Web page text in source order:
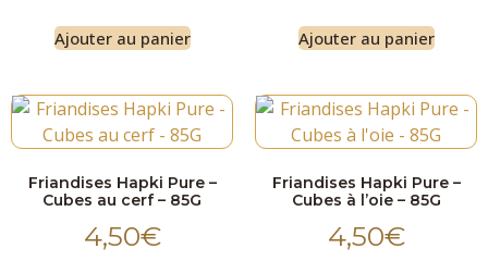
Ajouter au panier Ajouter au panier
Friandises Hapki Pure –
Cubes au cerf – 85G
4,50€
Friandises Hapki Pure –
Cubes à l’oie – 85G
4,50€